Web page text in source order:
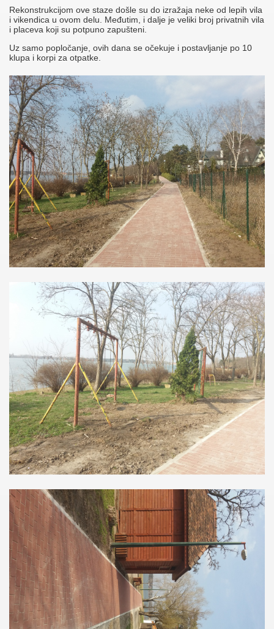
Rekonstrukcijom ove staze došle su do izražaja neke od lepih vila
i vikendica u ovom delu. Međutim, i dalje je veliki broj privatnih vila
i placeva koji su potpuno zapušteni.
Uz samo popločanje, ovih dana se očekuje i postavljanje po 10
klupa i korpi za otpatke.